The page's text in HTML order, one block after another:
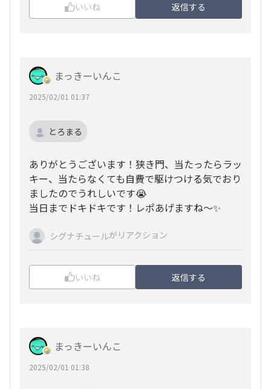
いいね 返信する
まっきーいんこ
2025/02/01 01:37
とろまる
ありがとうございます！狭き門、当たったらラッ
キー、当たらなくても自費で駆けつける気でおり
ましたのでうれしいです😭
当日までドキドキです！レポあげますね〜✨
シグナチュールがリアクション
いいね 返信する
まっきーいんこ
2025/02/01 01:38